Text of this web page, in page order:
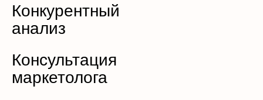
Конкурентный
анализ
Консультация
маркетолога